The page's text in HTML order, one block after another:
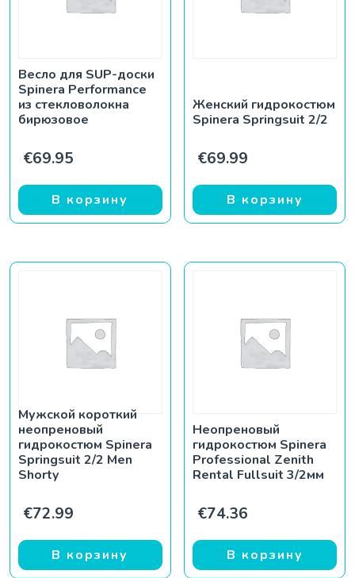
Весло для SUP-доски
Spinera Performance
из стекловолокна
бирюзовое
€69.95
В корзину
Женский гидрокостюм
Spinera Springsuit 2/2
€69.99
В корзину
Мужской короткий
неопреновый
гидрокостюм Spinera
Springsuit 2/2 Men
Shorty
€72.99
В корзину
Неопреновый
гидрокостюм Spinera
Professional Zenith
Rental Fullsuit 3/2мм
€74.36
В корзину